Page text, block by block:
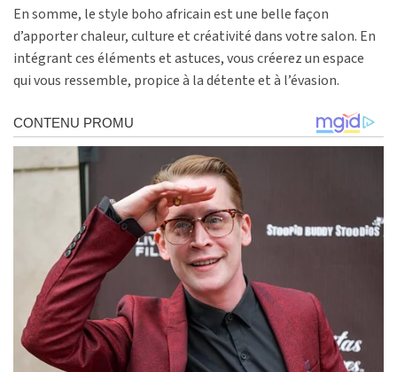
En somme, le style boho africain est une belle façon
d’apporter chaleur, culture et créativité dans votre salon. En
intégrant ces éléments et astuces, vous créerez un espace
qui vous ressemble, propice à la détente et à l’évasion.